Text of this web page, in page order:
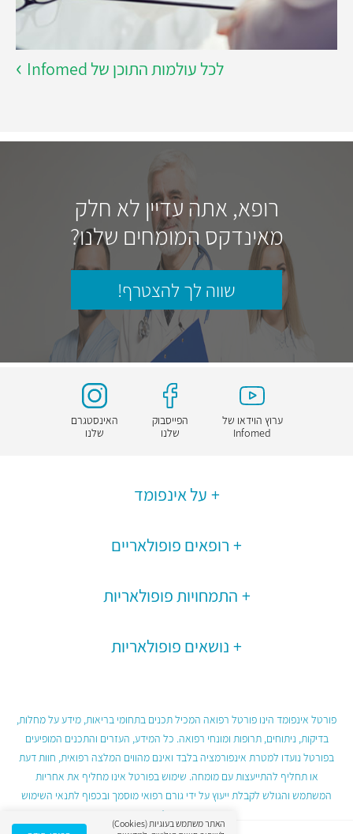
לכל עולמות התוכן של Infomed
רופא, אתה עדיין לא חלק
מאינדקס המומחים שלנו?
שווה לך להצטרף!
ערוץ הוידאו של
Infomed
הפייסבוק
שלנו
האינסטגרם
שלנו
על אינפומד
רופאים פופולאריים
התמחויות פופולאריות
נושאים פופולאריות
פורטל אינפומד הינו פורטל רפואה המכיל תכנים בתחומי בריאות, מידע על מחלות,
בדיקות, ניתוחים, תרופות ומונחי רפואה. כל המידע, העזרים והתכנים המופיעים
בפורטל נועדו למטרת אינפורמציה בלבד ואינם מהווים המלצה רפואית, חוות דעת
או תחליף להתייעצות עם מומחה. שימוש בפורטל אינו מחליף את אחריות
המשתמש והגולש לקבלת ייעוץ על ידי גורם רפואי מוסמך ובכפוף לתנאי השימוש
בפורטל.
האתר משתמש בעוגיות (Cookies)